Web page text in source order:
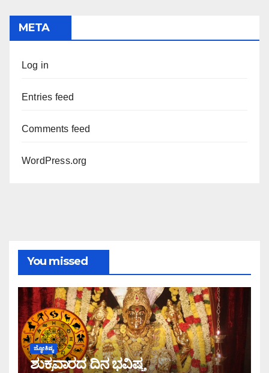
META
Log in
Entries feed
Comments feed
WordPress.org
You missed
ಜ್ಯೋತಿಷ್ಯ
ಶುಕ್ರವಾರದ ದಿನ ಭವಿಷ್ಯ